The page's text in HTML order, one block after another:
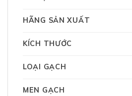
HÃNG SẢN XUẤT
KÍCH THƯỚC
LOẠI GẠCH
MEN GẠCH